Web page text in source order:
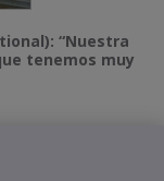
“Nuestra
tenemos muy